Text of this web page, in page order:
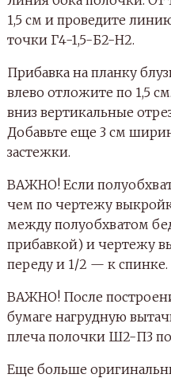
1,5 см и проведите
точки Г4-1,5-Б2-Н2.
Прибавка на планку
влево отложите по 1,5
вниз вертикальные
Добавьте еще 3 см
застежки.
ВАЖНО! Если
чем по чертежу
между полуобхватом
прибавкой) и чертежу
переду и 1/2 — к спинке.
ВАЖНО! После
бумаге нагрудную
плеча полочки Ш2-П3
Еще больше